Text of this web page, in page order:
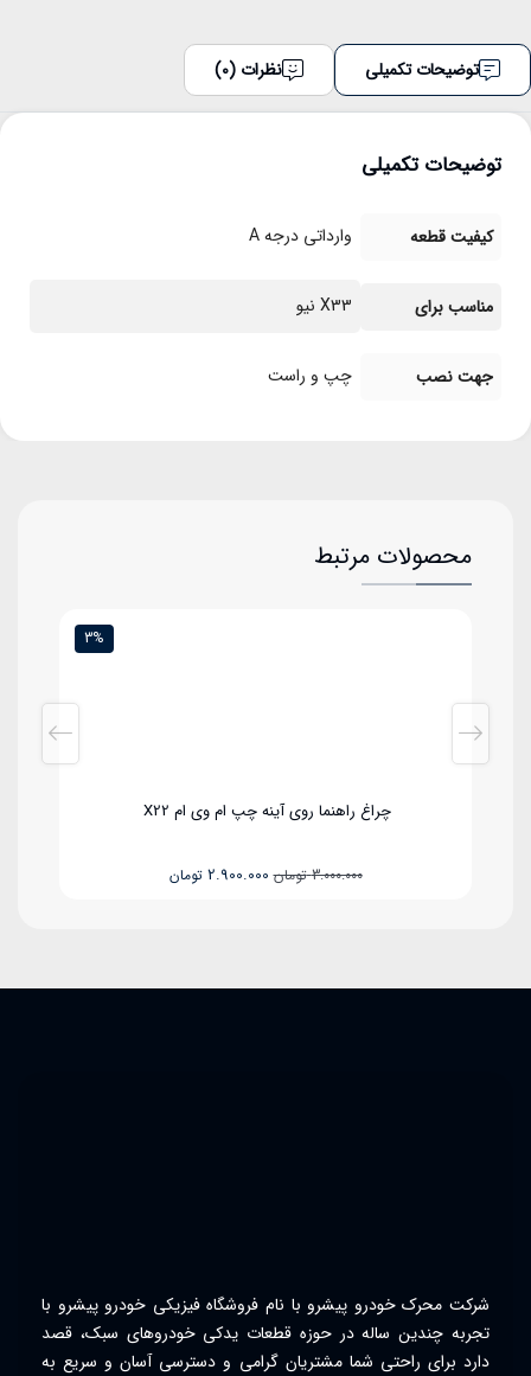
توضیحات تکمیلی نظرات (0)
توضیحات تکمیلی
کیفیت قطعه وارداتی درجه A
مناسب برای X33 نیو
جهت نصب چپ و راست
محصولات مرتبط
3%
چراغ راهنما روی آینه چپ ام وی ام X22
3.000.000 تومان قیمت
2.900.000 تومان
شرکت محرک خودرو پیشرو با نام فروشگاه فیزیکی خودرو پیشرو با
تجربه چندین ساله در حوزه قطعات یدکی خودروهای سبک، قصد
دارد برای راحتی شما مشتریان گرامی و دسترسی آسان و سریع به